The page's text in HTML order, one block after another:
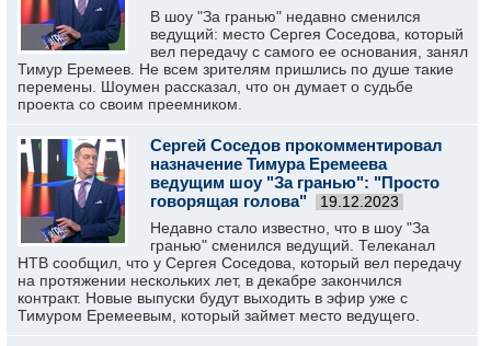
В шоу "За гранью" недавно сменился
ведущий: место Сергея Соседова, который
вел передачу с самого ее основания, занял
Тимур Еремеев. Не всем зрителям пришлись по душе такие
перемены. Шоумен рассказал, что он думает о судьбе
проекта со своим преемником.
Сергей Соседов прокомментировал
назначение Тимура Еремеева
ведущим шоу "За гранью": "Просто
говорящая голова"
19.12.2023
Недавно стало известно, что в шоу "За
гранью" сменился ведущий. Телеканал
НТВ сообщил, что у Сергея Соседова, который вел передачу
на протяжении нескольких лет, в декабре закончился
контракт. Новые выпуски будут выходить в эфир уже с
Тимуром Еремеевым, который займет место ведущего.